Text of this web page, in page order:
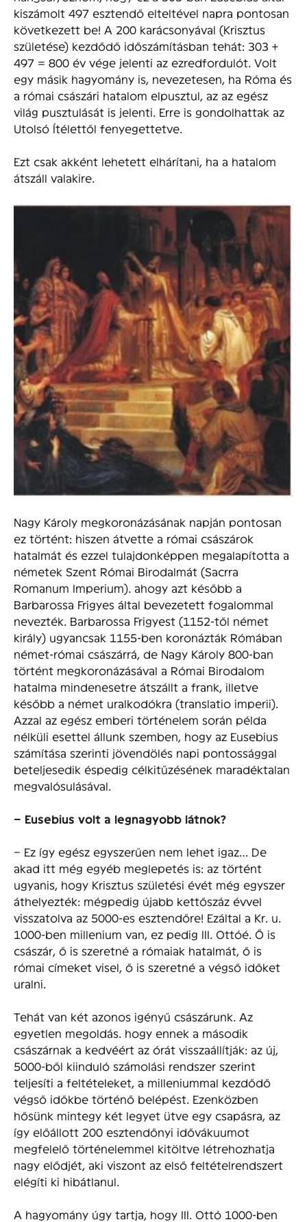
kiszámolt 497 esztendő elteltével napra pontosan
következett be! A 200 karácsonyával (Krisztus
születése) kezdődő időszámításban tehát: 303 +
497 = 800 év vége jelenti az ezredfordulót. Volt
egy másik hagyomány is, nevezetesen, ha Róma és
a római császári hatalom elpusztul, az az egész
világ pusztulását is jelenti. Erre is gondolhattak az
Utolsó Ítélettől fenyegettetve.
Ezt csak akként lehetett elhárítani, ha a hatalom
átszáll valakire.
Nagy Károly megkoronázásának napján pontosan
ez történt: hiszen átvette a római császárok
hatalmát és ezzel tulajdonképpen megalapította a
németek Szent Római Birodalmát (Sacrra
Romanum Imperium). ahogy azt később a
Barbarossa Frigyes által bevezetett fogalommal
nevezték. Barbarossa Frigyest (1152-től német
király) ugyancsak 1155-ben koronázták Rómában
német-római császárrá, de Nagy Károly 800-ban
történt megkoronázásával a Római Birodalom
hatalma mindenesetre átszállt a frank, illetve
később a német uralkodókra (translatio imperii).
Azzal az egész emberi történelem során példa
nélküli esettel állunk szemben, hogy az Eusebius
számítása szerinti jövendölés napi pontossággal
beteljesedik éspedig célkitűzésének maradéktalan
megvalósulásával.
– Eusebius volt a legnagyobb látnok?
– Ez így egész egyszerűen nem Iehet igaz… De
akad itt még egyéb meglepetés is: az történt
ugyanis, hogy Krisztus születési évét még egyszer
áthelyezték: mégpedig újabb kettőszáz évvel
visszatolva az 5000-es esztendőre! Ezáltal a Kr. u.
1000-ben millenium van, ez pedig III. Ottóé. Ő is
császár, ő is szeretné a rómaiak hatalmát, ő is
római címeket visel, ő is szeretné a végső időket
uralni.
Tehát van két azonos igényű császárunk. Az
egyetlen megoldás. hogy ennek a második
császárnak a kedvéért az órát visszaállítják: az új,
5000-ből kiinduló számolási rendszer szerint
teljesíti a feltéteIeket, a milleniummal kezdődő
végső időkbe történő belépést. Ezenközben
hősünk mintegy két legyet ütve egy csapásra, az
így előállott 200 esztendőnyi idővákuumot
megfelelő történelemmel kitöltve létrehozhatja
nagy elődjét, aki viszont az első feltételrendszert
elégíti ki hibátlanul.
A hagyomány úgy tartja, hogy III. Ottó 1000-ben